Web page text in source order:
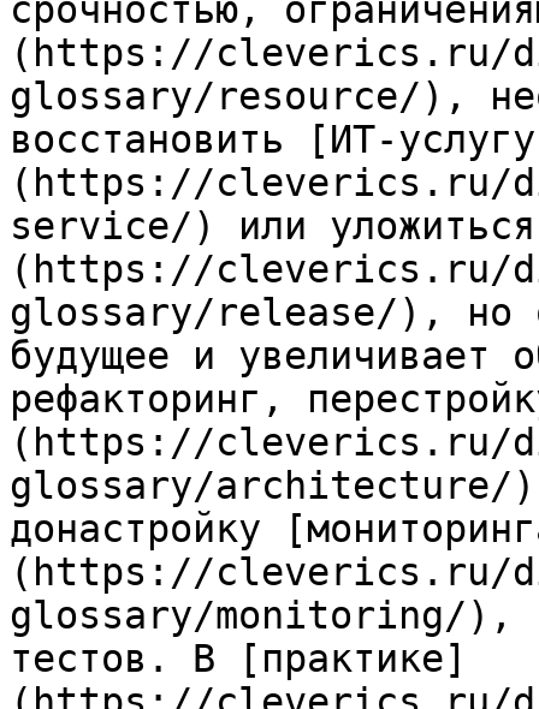
срочностью,
(https://cleverics.ru/
glossary/resource/),
восстановить [ИТ-
(https://cleverics.ru/
service/) или
(https://cleverics.ru/
glossary/release/), но
будущее и увеличивает
рефакторинг,
(https://cleverics.ru/
glossary/architecture/),
донастройку
(https://cleverics.ru/
glossary/monitoring/),
тестов. В [практике]